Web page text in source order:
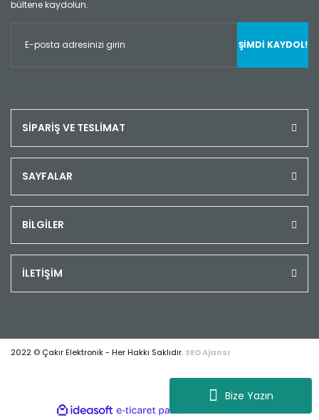
Bize Yazın
bültene kaydolun.
ŞİMDİ KAYDOL!
SİPARİŞ VE TESLİMAT
SAYFALAR
BİLGİLER
İLETİŞİM
2022 © Çakır Elektronik - Her Hakkı Saklıdır. SEO Ajansı
ideasoft